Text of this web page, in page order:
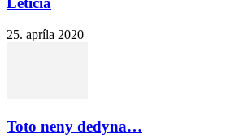
25. apríla 2020
Toto neny dedyna…